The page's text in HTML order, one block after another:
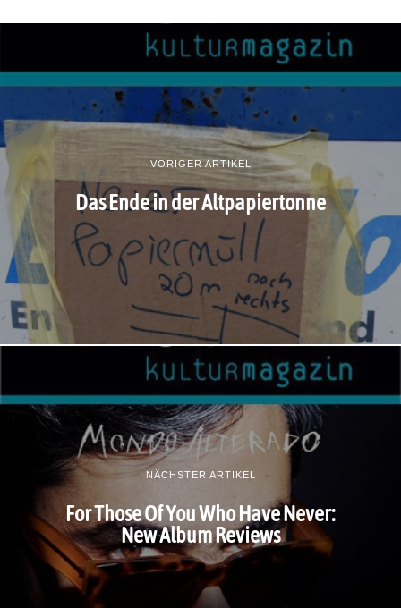
VORIGER ARTIKEL
Das Ende in der Altpapiertonne
NÄCHSTER ARTIKEL
For Those Of You Who Have Never:
New Album Reviews